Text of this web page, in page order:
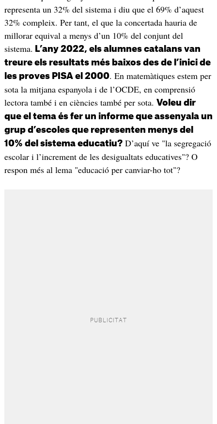
representa un 32% del sistema i diu que el 69% d’aquest
32% compleix. Per tant, el que la concertada hauria de
millorar equival a menys d’un 10% del conjunt del
sistema. L’any 2022, els alumnes catalans van
treure els resultats més baixos des de l’inici de
les proves PISA el 2000. En matemàtiques estem per
sota la mitjana espanyola i de l’OCDE, en comprensió
lectora també i en ciències també per sota. Voleu dir
que el tema és fer un informe que assenyala un
grup d’escoles que representen menys del
10% del sistema educatiu?D’aquí ve "la segregació
escolar i l’increment de les desigualtats educatives"? O
respon més al lema "educació per canviar-ho tot"?